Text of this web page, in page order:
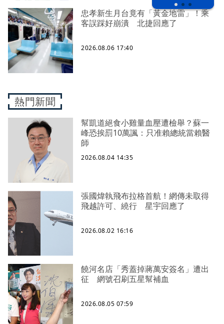
忠孝新生月台竟有「黃金地雷」！乘
客誤踩好崩潰 北捷回應了
2026.08.06 17:40
熱門新聞
幫凱道絕食小雞量血壓遭檢舉？蘇一
峰恐挨罰10萬諷：只准賴總統當賴醫
師
2026.08.04 14:35
張國煒執飛布拉格首航！網傳未取得
飛越許可、繞行 星宇回應了
2026.08.02 16:16
饒河名店「秀蓋掉蔣萬安簽名」遭出
征 網號召刷五星幫補血
2026.08.05 07:59